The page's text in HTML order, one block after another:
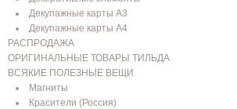
Декупажные карты А3
Декупажные карты А4
РАСПРОДАЖА
ОРИГИНАЛЬНЫЕ ТОВАРЫ ТИЛЬДА
ВСЯКИЕ ПОЛЕЗНЫЕ ВЕЩИ
Магниты
Красители (Россия)